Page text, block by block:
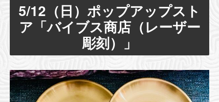
5/12（日）ポップアップスト
ア「バイブス商店（レーザー
彫刻）」